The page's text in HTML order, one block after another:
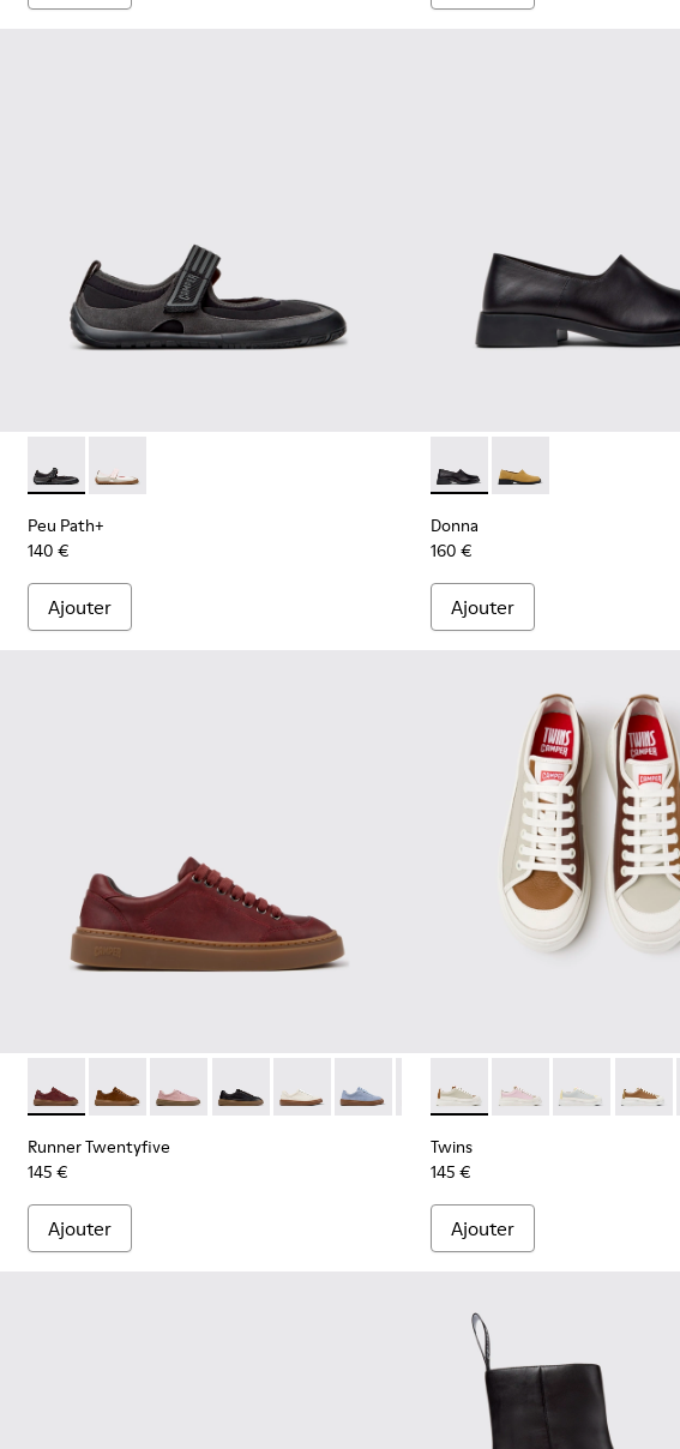
grises en PET recyclé et en matières techniques pour femme.
en PET recyclé et en matières techniques pour femme.
bordeaux en PET recyclé pour femme.
- Baskets marron en matières techniques en PET recyclé pour femme.
Peu Path+ - K201987-001 - Ballerines noires en cuir velours et textile pour
Peu Path+ - K201987-002
Peu Path+
140 €
Ajouter
Donna - K201936-001 -
Donna - K201936-002
Donna
160 €
Ajouter
en cuir et en nubuck marron pour femme.
ouvertes en cuir multicolore pour femme.
Runner Twentyfive - K201907-011 - Baskets en cuir bordeaux pour femme.
Runner Twentyfive - K201907-013
Runner Twentyfive - K201907-012
Runner Twentyfive - K201907-010
Runner Twentyfive - K201907-008
Runner Twentyfive - K201907-007
Runner Twentyfive - K201907-
Runner Twentyfive -
Runner
Runner Twentyfive
145 €
Ajouter
Twins - K201626-025 -
Twins - K201626-024
Twins -Twins
Twins
145 €
Ajouter